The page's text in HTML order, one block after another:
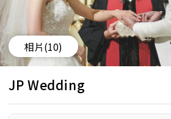
相片(10)
JP Wedding